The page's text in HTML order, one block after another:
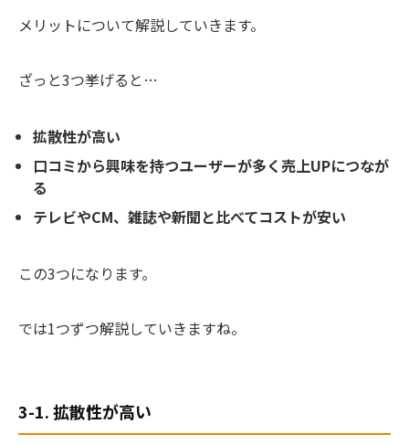
メリットについて解説していきます。
ざっと3つ挙げると…
拡散性が高い
口コミから興味を持つユーザーが多く売上UPにつなが
る
テレビやCM、雑誌や新聞と比べてコストが安い
この3つになります。
では1つずつ解説していきますね。
3-1. 拡散性が高い